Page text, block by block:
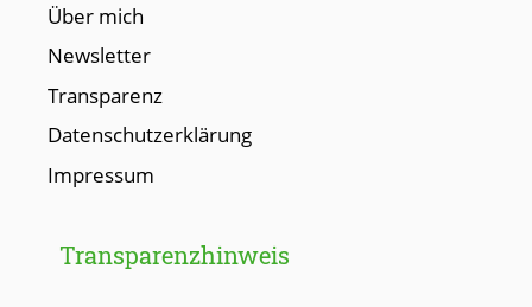
Über mich
Newsletter
Transparenz
Datenschutzerklärung
Impressum
Transparenzhinweis